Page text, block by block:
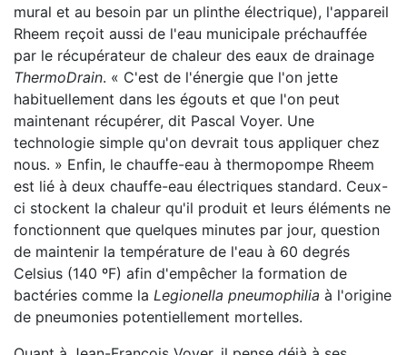
mural et au besoin par un plinthe électrique), l'appareil
Rheem reçoit aussi de l'eau municipale préchauffée
par le récupérateur de chaleur des eaux de drainage
ThermoDrain. « C'est de l'énergie que l'on jette
habituellement dans les égouts et que l'on peut
maintenant récupérer, dit Pascal Voyer. Une
technologie simple qu'on devrait tous appliquer chez
nous. » Enfin, le chauffe-eau à thermopompe Rheem
est lié à deux chauffe-eau électriques standard. Ceux-
ci stockent la chaleur qu'il produit et leurs éléments ne
fonctionnent que quelques minutes par jour, question
de maintenir la température de l'eau à 60 degrés
Celsius (140 ºF) afin d'empêcher la formation de
bactéries comme la Legionella pneumophilia à l'origine
de pneumonies potentiellement mortelles.